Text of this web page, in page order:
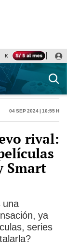
KENJI FUJIMORI
04 Sep 2024 | 16:55 h
rival:
Smart
una
ya
series